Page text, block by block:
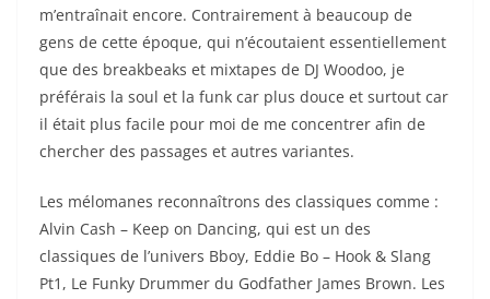
m’entraînait encore. Contrairement à beaucoup de
gens de cette époque, qui n’écoutaient essentiellement
que des breakbeaks et mixtapes de DJ Woodoo, je
préférais la soul et la funk car plus douce et surtout car
il était plus facile pour moi de me concentrer afin de
chercher des passages et autres variantes.
Les mélomanes reconnaîtrons des classiques comme :
Alvin Cash – Keep on Dancing, qui est un des
classiques de l’univers Bboy, Eddie Bo – Hook & Slang
Pt1, Le Funky Drummer du Godfather James Brown. Les